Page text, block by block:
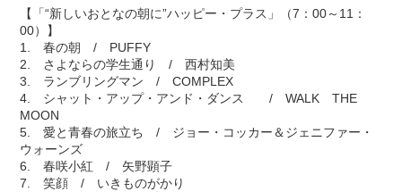
【「“新しいおとなの朝に”ハッピー・プラス」（7：00～11：
00）】
1. 春の朝 / PUFFY
2. さよならの学生通り / 西村知美
3. ランブリングマン / COMPLEX
4. シャット・アップ・アンド・ダンス / WALK THE
MOON
5. 愛と青春の旅立ち / ジョー・コッカー＆ジェニファー・
ウォーンズ
6. 春咲小紅 / 矢野顕子
7. 笑顔 / いきものがかり